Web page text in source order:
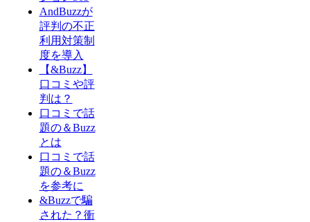
AndBuzzが
評判の不正
利用対策制
度を導入
【&Buzz】
口コミや評
判は？
口コミで話
題の＆Buzz
とは
口コミで話
題の＆Buzz
を参考に
&Buzzで騙
された？衝